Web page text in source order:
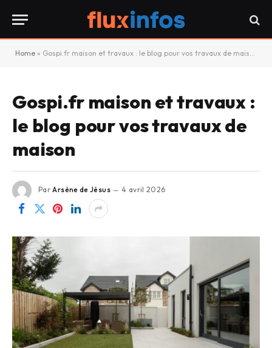
Home » Gospi.fr maison et travaux : le blog pour vos travaux de maison
Gospi.fr maison et travaux :
le blog pour vos travaux de
maison
Par Arsène de Jésus 4 avril 2026